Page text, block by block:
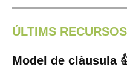
ÚLTIMS
Model de clàusula